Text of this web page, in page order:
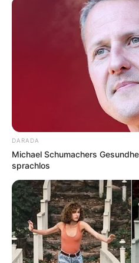
DARADA
Michael Schumachers
sprachlos